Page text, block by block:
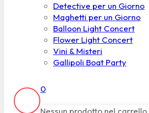
Detective per un Giorno
Maghetti per un Giorno
Balloon Light Concert
Flower Light Concert
Vini & Misteri
Gallipoli Boat Party
0
Nessun prodotto nel carrello.